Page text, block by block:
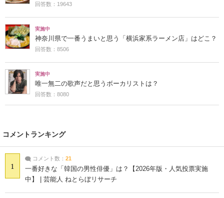
回答数：19643
実施中
神奈川県で一番うまいと思う「横浜家系ラーメン店」はどこ？
回答数：8506
実施中
唯一無二の歌声だと思うボーカリストは？
回答数：8080
コメントランキング
1
コメント数： 21
一番好きな「韓国の男性俳優」は？【2026年版・人気投票実施
中】 | 芸能人 ねとらぼリサーチ